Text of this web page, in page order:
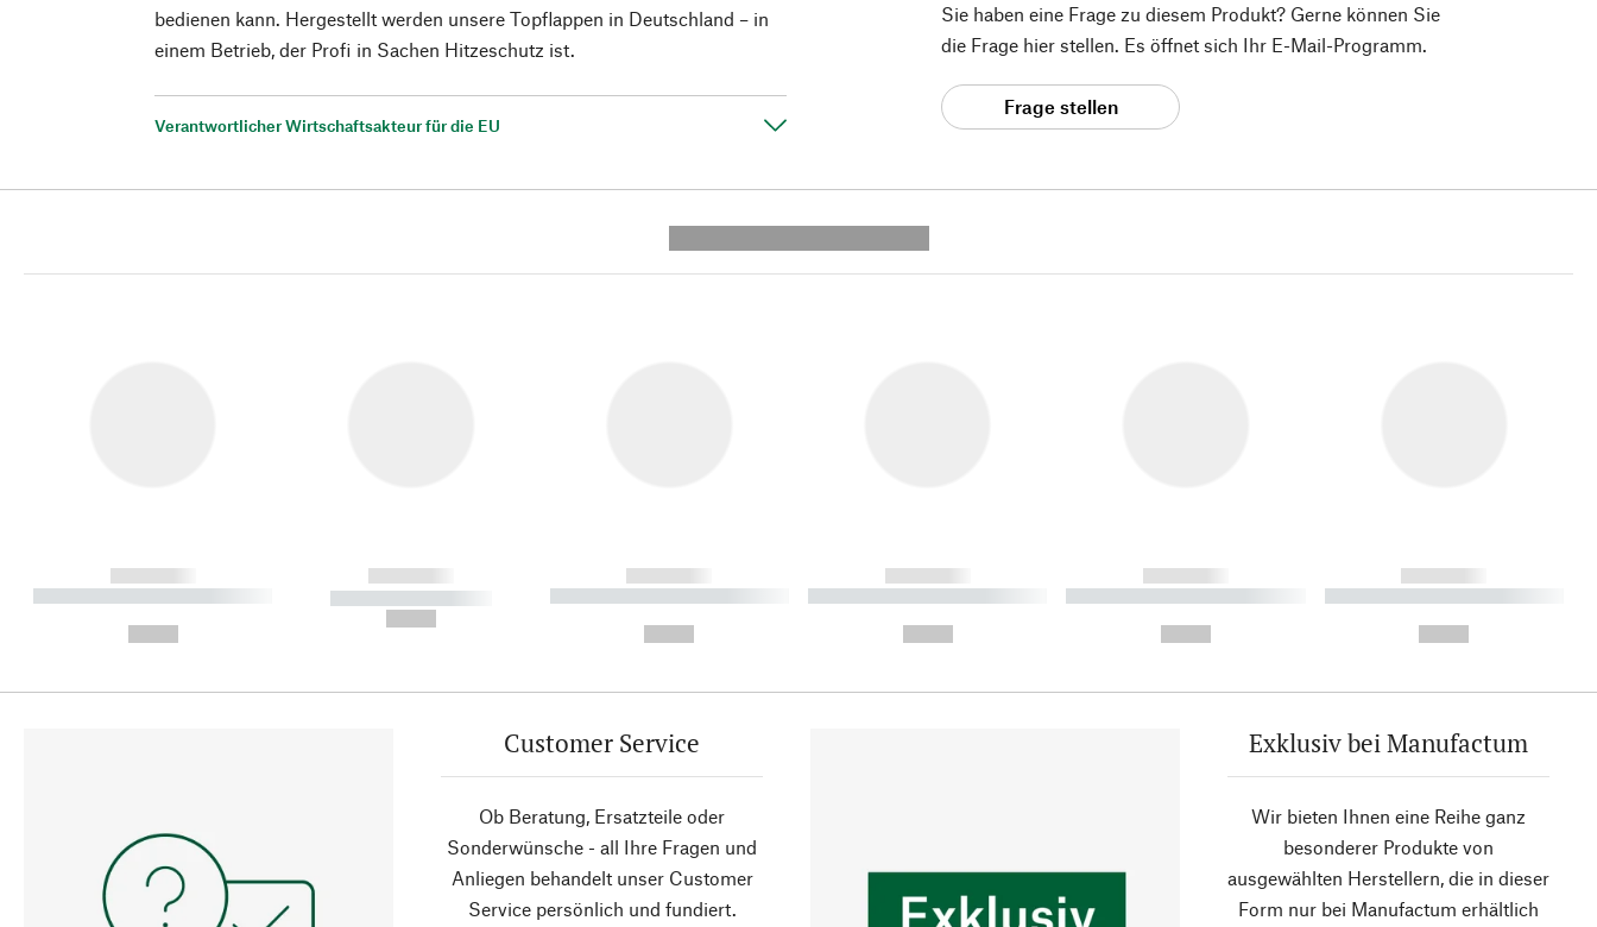
bedienen kann. Hergestellt werden unsere Topflappen in Deutschland – in
einem Betrieb, der Profi in Sachen Hitzeschutz ist.
Verantwortlicher Wirtschaftsakteur für die EU
Sie haben eine Frage zu diesem Produkt? Gerne können Sie
die Frage hier stellen. Es öffnet sich Ihr E-Mail-Programm.
Frage stellen
------------
----------- ----------- ----------
------------
----------- -----------
------------
----------- ----------- ----------
------------
----------- ----------- ----------
------------
----------- ----------- ----------
------------
----------- ----------- ----------
Customer Service
Ob Beratung, Ersatzteile oder
Sonderwünsche - all Ihre Fragen und
Anliegen behandelt unser Customer
Service persönlich und fundiert.
Exklusiv bei Manufactum
Wir bieten Ihnen eine Reihe ganz
besonderer Produkte von
ausgewählten Herstellern, die in dieser
Form nur bei Manufactum erhältlich